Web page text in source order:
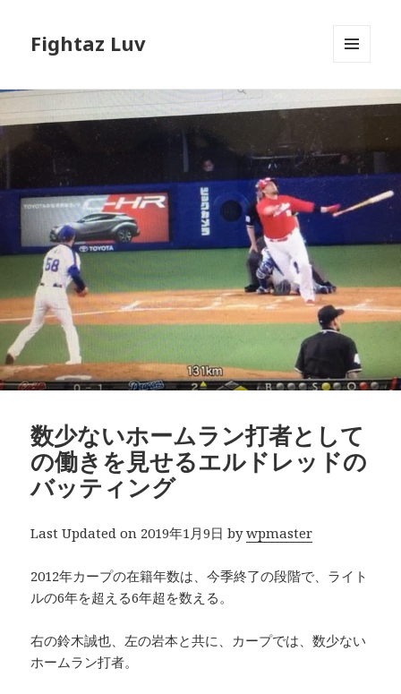
Fightaz Luv
ーとウ
ィジェ
ット
数少ないホームラン打者として
の働きを見せるエルドレッドの
バッティング
Last Updated on 2019年1月9日 bywpmaster
2012年カープの在籍年数は、今季終了の段階で、ライト
ルの6年を超える6年超を数える。
右の鈴木誠也、左の岩本と共に、カープでは、数少ない
ホームラン打者。